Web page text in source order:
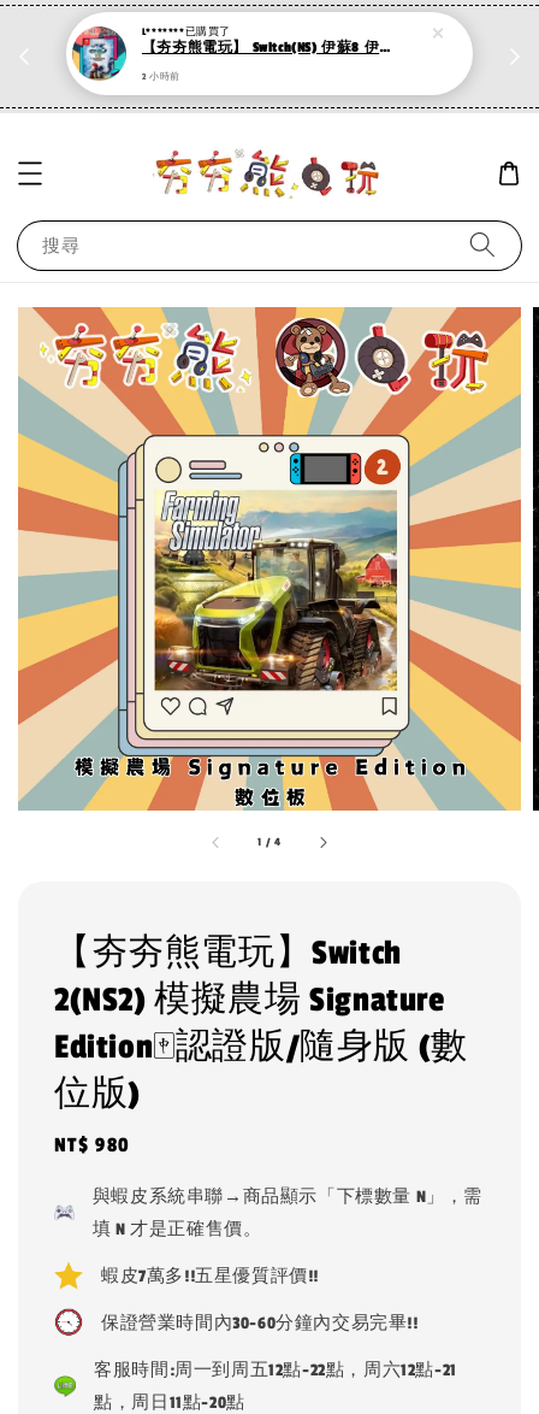
PS系列遊戲 滿500折50，加購第二件再打95折
搜尋
1 /4
【夯夯熊電玩】Switch
2(NS2) 模擬農場 Signature
Edition🀄認證版/隨身版 (數
位版)
Regular
NT$ 980
與蝦皮系統串聯→商品顯示「下標數量 N」，需
填 N 才是正確售價。
蝦皮7萬多!!五星優質評價!!
保證營業時間內30-60分鐘內交易完畢!!
客服時間:周一到周五12點-22點，周六12點-21
點，周日11點-20點
L*******已購買了
【夯夯熊電玩】 Switch(NS) 伊蘇8 伊蘇VIII -丹娜的隕涕日 :mahjong: 永久認證版/永久隨身版 (數位版)
2 小時前